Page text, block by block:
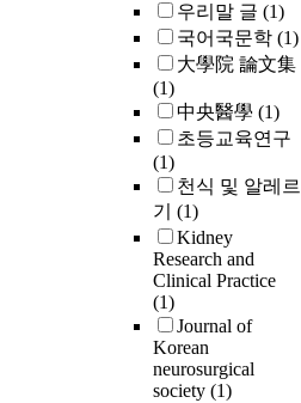
우리말 글 (1)
국어국문학 (1)
大學院 論文集
(1)
中央醫學 (1)
초등교육연구
(1)
천식 및 알레르
기 (1)
Kidney
Research and
Clinical Practice
(1)
Journal of
Korean
neurosurgical
society (1)